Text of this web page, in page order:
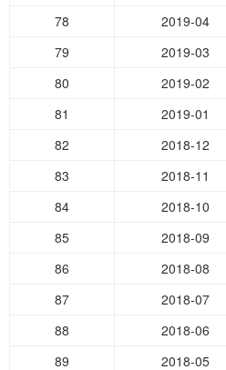
78
2019-04
79
2019-03
80
2019-02
81
2019-01
82
2018-12
83
2018-11
84
2018-10
85
2018-09
86
2018-08
87
2018-07
88
2018-06
89
2018-05